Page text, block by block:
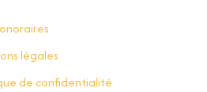
légales
de confidentialité